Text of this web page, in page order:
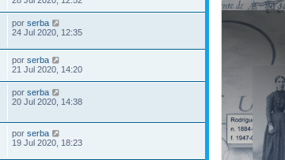
por serba
24 Jul 2020, 12:35
por serba
21 Jul 2020, 14:20
por serba
20 Jul 2020, 14:38
por serba
19 Jul 2020, 18:23